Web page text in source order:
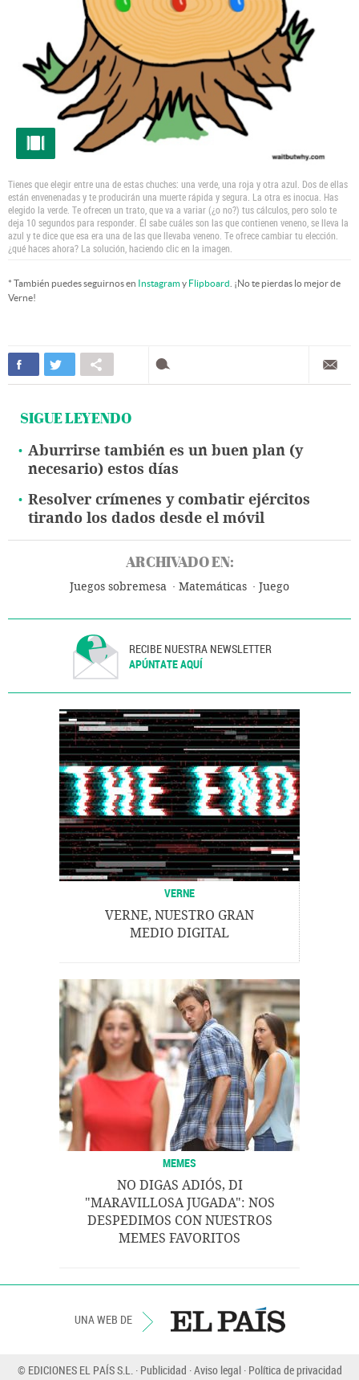
Tienes que elegir entre una de estas chuches: una verde, una roja y otra azul. Dos de ellas
están envenenadas y te producirán una muerte rápida y segura. La otra es inocua. Has
elegido la verde. Te ofrecen un trato, que va a variar (¿o no?) tus cálculos, pero solo te
deja 10 segundos para responder. Él sabe cuáles son las que contienen veneno, se lleva la
azul y te dice que esa era una de las que llevaba veneno. Te ofrece cambiar tu elección.
¿qué haces ahora? La solución, haciendo clic en la imagen.
* También puedes seguirnos en Instagramy Flipboard . ¡No te pierdas lo mejor de
Verne!
SIGUE LEYENDO
Aburrirse también es un buen plan (y
necesario) estos días
Resolver crímenes y combatir ejércitos
tirando los dados desde el móvil
ARCHIVADO EN:
Juegos sobremesa Matemáticas Juego
RECIBE NUESTRA NEWSLETTER
APÚNTATE AQUÍ
VERNE
VERNE, NUESTRO GRAN
MEDIO DIGITAL
MEMES
NO DIGAS ADIÓS, DI
"MARAVILLOSA JUGADA": NOS
DESPEDIMOS CON NUESTROS
MEMES FAVORITOS
UNA WEB DE
© EDICIONES EL PAÍS S.L. Publicidad Aviso legal Política de privacidad